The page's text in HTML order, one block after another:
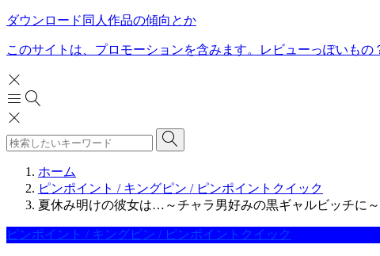
ダウンロード同人作品の傾向とか
このサイトは、プロモーションを含みます。レビューっぽいもの
ホーム
ピンポイント / キングピン / ピンポイントクイック
夏休み明けの彼女は…～チャラ男好みの黒ギャルビッチに
ピンポイント / キングピン / ピンポイントクイック